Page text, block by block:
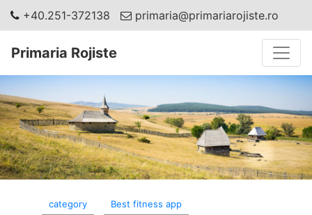
+40.251-372138 primaria@primariarojiste.ro
Primaria Rojiste
category Best fitness app